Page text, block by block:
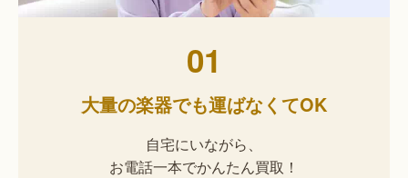
01
大量の楽器でも運ばなくてOK
自宅にいながら、
お電話一本でかんたん買取！